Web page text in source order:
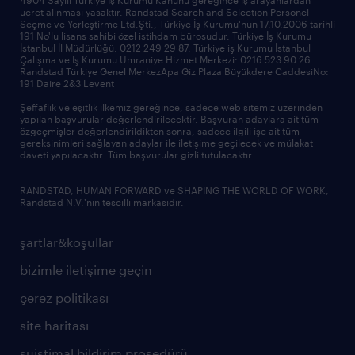
ofislerimiz
şartlar&koşullar
bizimle iletişime geçin
çerez politikası
site haritası
ücret alınması yasaktır. Randstad Search and Selection Personel
Seçme ve Yerleştirme Ltd.Şti., Türkiye İş Kurumu'nun 17.10.2006 tarihli
191 No'lu lisans sahibi özel istihdam bürosudur. Türkiye İş Kurumu
İstanbul İl Müdürlüğü: 0212 249 29 87, Türkiye iş Kurumu İstanbul
Çalışma ve İş Kurumu Ümraniye Hizmet Merkezi: 0216 523 90 26
Randstad Türkiye Genel MerkezApa Giz Plaza Büyükdere CaddesiNo:
191 Daire 2&3 Levent
Şeffaflık ve eşitlik ilkemiz gereğince, sadece web sitemiz üzerinden
yapılan başvurular değerlendirilecektir. Başvuran adaylara ait tüm
özgeçmişler değerlendirildikten sonra, sadece ilgili işe ait tüm
gereksinimleri sağlayan adaylar ile iletişime geçilecek ve mülakat
daveti yapılacaktır. Tüm başvurular gizli tutulacaktır.
RANDSTAD, HUMAN FORWARD ve SHAPING THE WORLD OF WORK,
Randstad N.V.'nin tescilli markasıdır.